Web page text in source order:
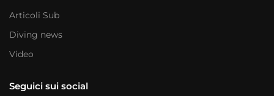
Articoli Sub
Diving news
Video
Seguici sui social